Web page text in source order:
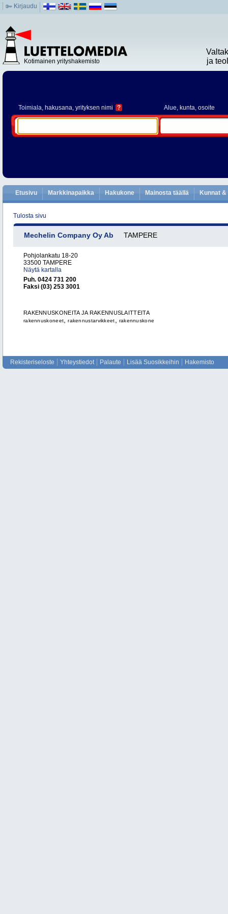
Kirjaudu
Kotimainen yrityshakemisto
ja
Toimiala, hakusana, yrityksen nimi ? Alue, kunta, osoite
Etusivu Markkinapaikka Hakukone Mainosta täällä Kunnat
Tulosta sivu
Mechelin Company Oy Ab TAMPERE
Pohjolankatu 18-20
33500 TAMPERE
Näytä kartalla
Puh. 0424 731 200
Faksi (03) 253 3001
RAKENNUSKONEITA JA RAKENNUSLAITTEITA
rakennuskoneet ,rakennustarvikkeet rakennuskone
Rekisteriseloste Yhteystiedot Palaute Lisää Suosikkeihin Hakemisto